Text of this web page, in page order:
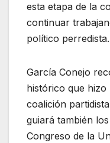
esta etapa de la
continuar
político perredista.
García Conejo
histórico que
coalición
guiará también
Congreso de la